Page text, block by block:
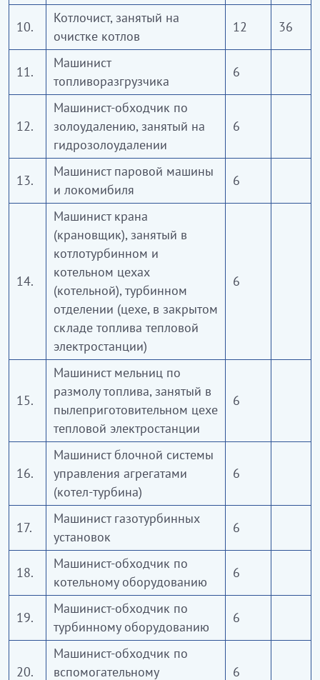
10.
Котлочист, занятый на
очистке котлов
12 36
11.
Машинист
топливоразгрузчика
6
12.
Машинист-обходчик по
золоудалению, занятый на
гидрозолоудалении
6
13.
Машинист паровой машины
и локомибиля
6
14.
Машинист крана
(крановщик), занятый в
котлотурбинном и
котельном цехах
(котельной), турбинном
отделении (цехе, в закрытом
складе топлива тепловой
электростанции)
6
15.
Машинист мельниц по
размолу топлива, занятый в
пылеприготовительном цехе
тепловой электростанции
6
16.
Машинист блочной системы
управления агрегатами
(котел-турбина)
6
17.
Машинист газотурбинных
установок
6
18.
Машинист-обходчик по
котельному оборудованию
6
19.
Машинист-обходчик по
турбинному оборудованию
6
20.
Машинист-обходчик по
вспомогательному
6